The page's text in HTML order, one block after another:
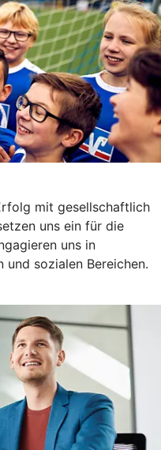
mit gesellschaftlich
uns ein für die
uns in
und sozialen Bereichen.